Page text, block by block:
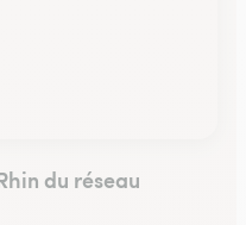
du réseau